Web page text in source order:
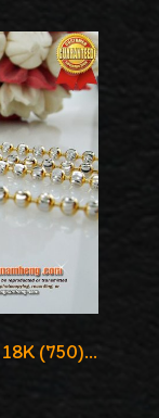
สร้อยคอทองอิตาลี 18K (750) ลายยินตันแกะมูนคัดสวย ลายนี้เงามากๆค่ะ ใส่ทนแข็งแรง